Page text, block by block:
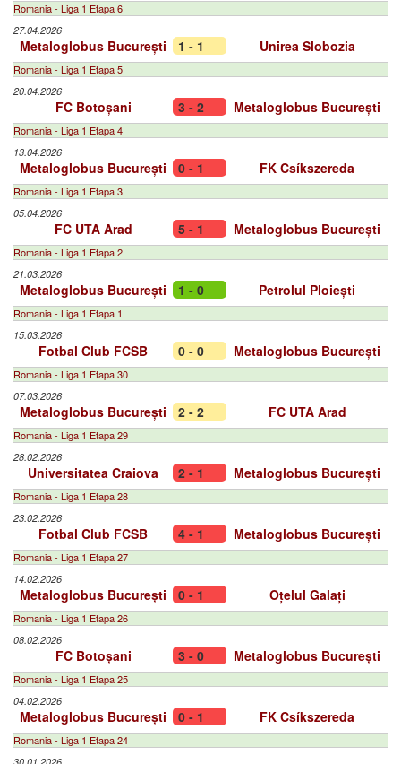
Romania - Liga 1 Etapa 6
27.04.2026
Metaloglobus București 1 - 1 Unirea Slobozia
Romania - Liga 1 Etapa 5
20.04.2026
FC Botoșani 3 - 2 Metaloglobus București
Romania - Liga 1 Etapa 4
13.04.2026
Metaloglobus București 0 - 1 FK Csíkszereda
Romania - Liga 1 Etapa 3
05.04.2026
FC UTA Arad 5 - 1 Metaloglobus București
Romania - Liga 1 Etapa 2
21.03.2026
Metaloglobus București 1 - 0 Petrolul Ploiești
Romania - Liga 1 Etapa 1
15.03.2026
Fotbal Club FCSB 0 - 0 Metaloglobus București
Romania - Liga 1 Etapa 30
07.03.2026
Metaloglobus București 2 - 2 FC UTA Arad
Romania - Liga 1 Etapa 29
28.02.2026
Universitatea Craiova 2 - 1 Metaloglobus București
Romania - Liga 1 Etapa 28
23.02.2026
Fotbal Club FCSB 4 - 1 Metaloglobus București
Romania - Liga 1 Etapa 27
14.02.2026
Metaloglobus București 0 - 1 Oțelul Galați
Romania - Liga 1 Etapa 26
08.02.2026
FC Botoșani 3 - 0 Metaloglobus București
Romania - Liga 1 Etapa 25
04.02.2026
Metaloglobus București 0 - 1 FK Csíkszereda
Romania - Liga 1 Etapa 24